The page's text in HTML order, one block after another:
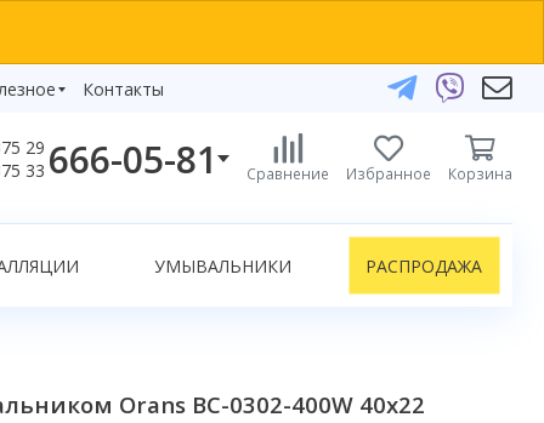
Контакты
29
33 666-05-81
+375 29 666-05-81
+375 17 243-24-29
Telegram
Сравнение Избранное Корзина
УМЫВАЛЬНИКИ РАСПРОДАЖА
Orans BC-0302-400W 40x22